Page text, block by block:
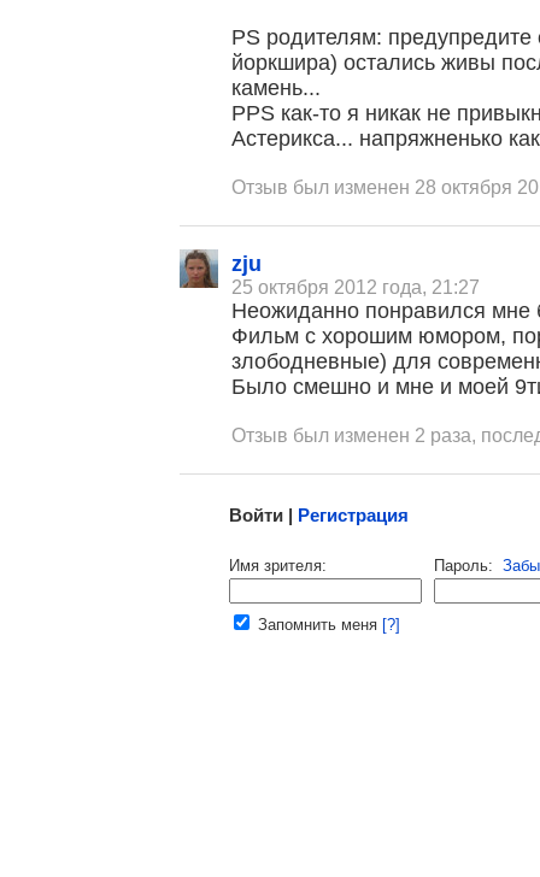
PS родителям: предупредите
йоркшира) остались живы
камень...
PPS как-то я никак не
Астерикса... напряжненько
Отзыв был изменен 28 октября
zju
25 октября 2012 года, 21:27
Неожиданно понравился
Фильм с хорошим юмором,
злободневные) для
Было смешно и мне и моей
Отзыв был изменен 2 раза,
, поделитесь своим мнением
Малосодержательные и грубые отзывы нещадно
Войти | Регистрация
Имя зрителя: Пароль:
Запомнить меня [?]